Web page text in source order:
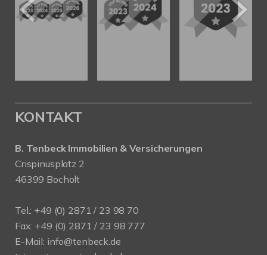
KONTAKT
B. Tenbeck Immobilien & Versicherungen
Crispinusplatz 2
46399 Bocholt
Tel.: +49 (0) 2871 / 23 98 70
Fax: +49 (0) 2871 / 23 98 777
E-Mail: info@tenbeck.de